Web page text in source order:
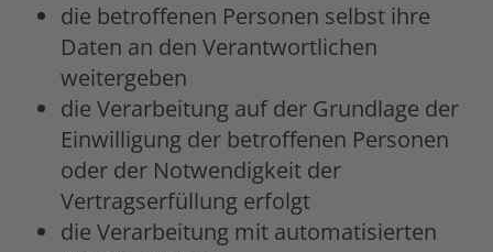
die betroffenen Personen selbst ihre
Daten an den Verantwortlichen
weitergeben
die Verarbeitung auf der Grundlage der
Einwilligung der betroffenen Personen
oder der Notwendigkeit der
Vertragserfüllung erfolgt
die Verarbeitung mit automatisierten